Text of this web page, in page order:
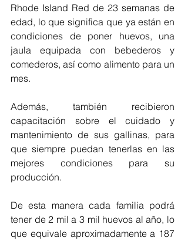
Rhode Island Red de 23 semanas de
edad, lo que significa que ya están en
condiciones de poner huevos, una
jaula equipada con bebederos y
comederos, así como alimento para un
mes.
Además, también recibieron
capacitación sobre el cuidado y
mantenimiento de sus gallinas, para
que siempre puedan tenerlas en las
mejores condiciones para su
producción.
De esta manera cada familia podrá
tener de 2 mil a 3 mil huevos al año, lo
que equivale aproximadamente a 187